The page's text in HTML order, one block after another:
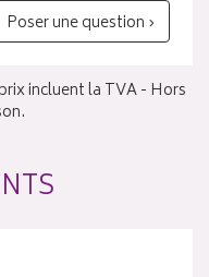
Poser une question ›
incluent la TVA - Hors